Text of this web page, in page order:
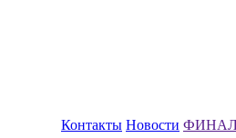
Контакты Новости